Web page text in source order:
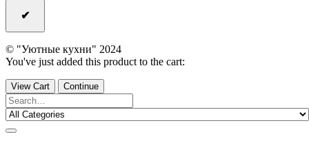
© "Уютные кухни" 2024
You've just added this product to the cart:
View Cart Continue